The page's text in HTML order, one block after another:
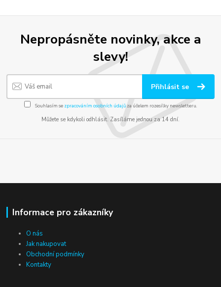
Nepropásněte novinky, akce a
slevy!
Přihlásit se
Souhlasím se zpracováním osobních údajůza účelem rozesílky newsletteru.
Můžete se kdykoli odhlásit. Zasíláme jednou za 14 dní.
Informace pro zákazníky
O nás
Jak nakupovat
Obchodní podmínky
Kontakty